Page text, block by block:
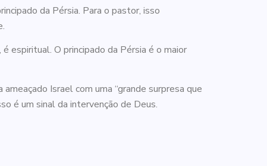
da Pérsia. Para o pastor, isso
espiritual. O principado da Pérsia é o maior
Israel com uma “grande surpresa que
é um sinal da intervenção de Deus.